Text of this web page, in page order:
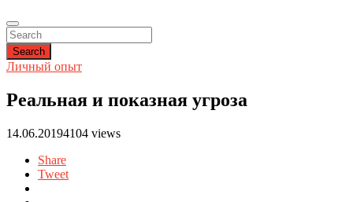
Search
Личный опыт
Реальная и показная угроза
14.06.20194104 views
Share
Tweet